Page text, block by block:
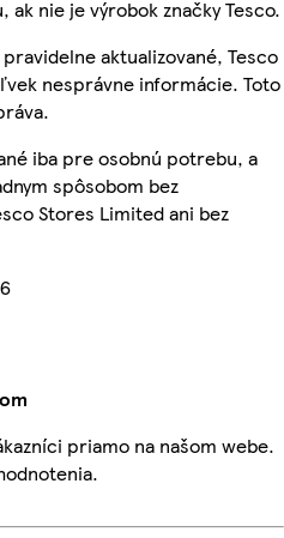
nie je výrobok značky Tesco.
aktualizované, Tesco
nesprávne informácie. Toto
iba pre osobnú potrebu, a
spôsobom bez
Stores Limited ani bez
priamo na našom webe.